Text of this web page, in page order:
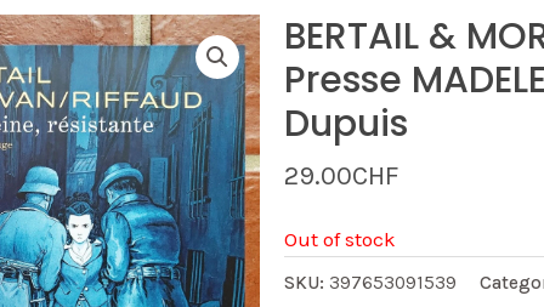
BERTAIL &
Presse
Dupuis
29.00CHF
Out of stock
SKU: 397653091539